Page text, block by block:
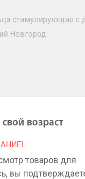
стимулирующие
Новгород
возраст
товаров для
вы